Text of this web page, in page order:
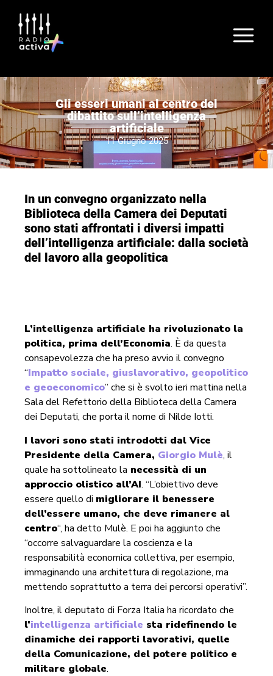
Gli esseri umani al centro del
dibattito sull’intelligenza
artificiale
11 Giugno 2025
In un convegno organizzato nella
Biblioteca della Camera dei Deputati
sono stati affrontati i diversi impatti
dell’intelligenza artificiale: dalla società
del lavoro alla geopolitica
L’intelligenza artificiale ha rivoluzionato la
politica, prima dell’Economia. È da questa
consapevolezza che ha preso avvio il convegno
“Impatto sociale, giuslavorativo, geopolitico
e geoeconomico” che si è svolto ieri mattina nella
Sala del Refettorio della Biblioteca della Camera
dei Deputati, che porta il nome di Nilde Iotti.
I lavori sono stati introdotti dal Vice
Presidente della Camera, Giorgio Mulè, il
quale ha sottolineato la necessità di un
approccio olistico all’AI. “L’obiettivo deve
essere quello di migliorare il benessere
dell’essere umano, che deve rimanere al
centro“, ha detto Mulè. E poi ha aggiunto che
“occorre salvaguardare la coscienza e la
responsabilità economica collettiva, per esempio,
immaginando una architettura di regolazione, ma
mettendo soprattutto a terra dei percorsi operativi”.
Inoltre, il deputato di Forza Italia ha ricordato che
l’intelligenza artificiale sta ridefinendo le
dinamiche dei rapporti lavorativi, quelle
della Comunicazione, del potere politico e
militare globale.